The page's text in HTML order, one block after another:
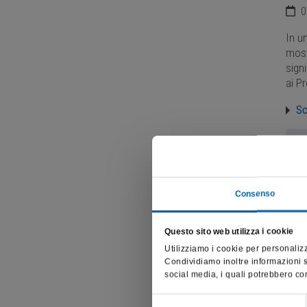
Consenso
Questo sito web utilizza i cookie
Utilizziamo i cookie per
Condividiamo inoltre informazioni
social media, i quali potrebbero
In
ai